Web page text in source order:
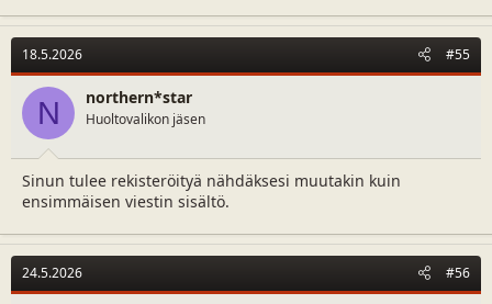
c
t
i
o
n
:
18.5.2026 #55
N northern*star
Huoltovalikon jäsen
Sinun tulee rekisteröityä nähdäksesi muutakin kuin
ensimmäisen viestin sisältö.
24.5.2026 #56